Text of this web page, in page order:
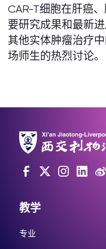
CAR-T细胞在肝癌
要研究成果和最新
其他实体肿瘤治疗
场师生的热烈讨论。
教学
专业